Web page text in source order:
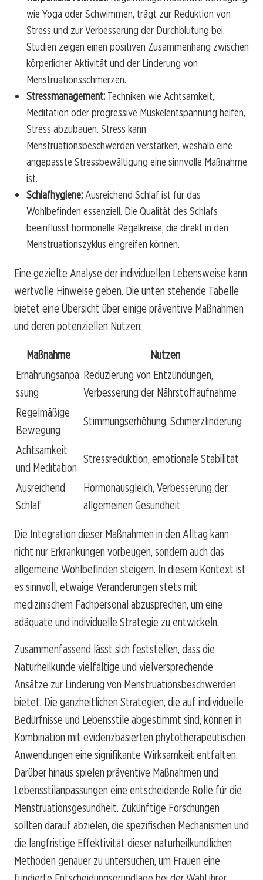
wie Yoga oder Schwimmen, trägt zur Reduktion von
Stress und zur Verbesserung der Durchblutung bei.
Studien zeigen einen positiven Zusammenhang zwischen
körperlicher Aktivität und der Linderung von
Menstruationsschmerzen.
Stressmanagement: Techniken wie Achtsamkeit,
Meditation oder progressive Muskelentspannung helfen,
Stress abzubauen. Stress kann
Menstruationsbeschwerden verstärken, weshalb eine
angepasste Stressbewältigung eine sinnvolle Maßnahme
ist.
Schlafhygiene:Ausreichend Schlaf ist für das
Wohlbefinden essenziell. Die Qualität des Schlafs
beeinflusst hormonelle Regelkreise, die direkt in den
Menstruationszyklus eingreifen können.
Eine gezielte Analyse der individuellen Lebensweise kann
wertvolle Hinweise geben. Die unten stehende Tabelle
bietet eine Übersicht über einige präventive Maßnahmen
und deren potenziellen Nutzen:
Maßnahme
Nutzen
Ernährungsanpa
ssung
Reduzierung von Entzündungen,
Verbesserung der Nährstoffaufnahme
Regelmäßige
Bewegung
Stimmungserhöhung, Schmerzlinderung
Achtsamkeit
und Meditation
Stressreduktion, emotionale Stabilität
Ausreichend
Schlaf
Hormonausgleich, Verbesserung der
allgemeinen Gesundheit
Die Integration dieser Maßnahmen in den Alltag kann
nicht nur Erkrankungen vorbeugen, sondern auch das
allgemeine Wohlbefinden steigern. In diesem Kontext ist
es sinnvoll, etwaige Veränderungen stets mit
medizinischem Fachpersonal abzusprechen, um eine
adäquate und individuelle Strategie zu entwickeln.
Zusammenfassend lässt sich feststellen, dass die
Naturheilkunde vielfältige und vielversprechende
Ansätze zur Linderung von Menstruationsbeschwerden
bietet. Die ganzheitlichen Strategien, die auf individuelle
Bedürfnisse und Lebensstile abgestimmt sind, können in
Kombination mit evidenzbasierten phytotherapeutischen
Anwendungen eine signifikante Wirksamkeit entfalten.
Darüber hinaus spielen präventive Maßnahmen und
Lebensstilanpassungen eine entscheidende Rolle für die
Menstruationsgesundheit. Zukünftige Forschungen
sollten darauf abzielen, die spezifischen Mechanismen und
die langfristige Effektivität dieser naturheilkundlichen
Methoden genauer zu untersuchen, um Frauen eine